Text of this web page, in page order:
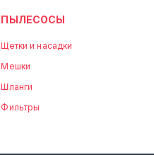
ПЫЛЕСОСЫ
Щетки и насадки
Мешки
Шланги
Фильтры